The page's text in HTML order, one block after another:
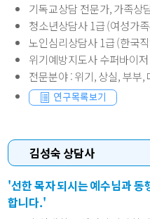
기독교상담 전문가, 가족상
청소년상담사 1급 (여성가
노인심리상담사 1급 (한국
위기예방지도사 수퍼바이
전문분야: 위기, 상실, 부부,
김성숙 상담사
'선한 목자 되시는 예수님과
합니다.'